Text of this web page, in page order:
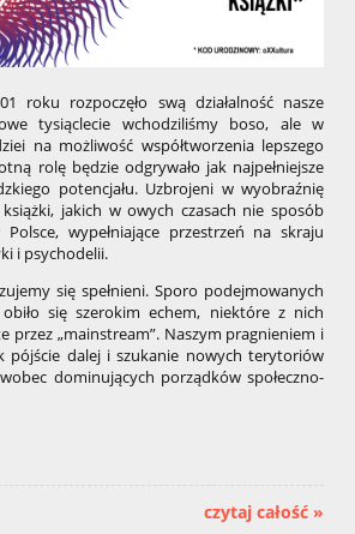
roku rozpoczęło swą działalność nasze
tysiąclecie wchodziliśmy boso, ale w
na możliwość współtworzenia lepszego
rolę będzie odgrywało jak najpełniejsze
potencjału. Uzbrojeni w wyobraźnię
jakich w owych czasach nie sposób
wypełniające przestrzeń na skraju
i psychodelii.
się spełnieni. Sporo podejmowanych
się szerokim echem, niektóre z nich
przez „mainstream”. Naszym pragnieniem i
pójście dalej i szukanie nowych terytoriów
dominujących porządków społeczno-
czytaj całość »